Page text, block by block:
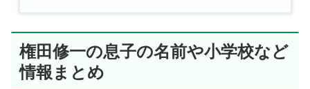
権田修一の息子の名前や小学校など
情報まとめ